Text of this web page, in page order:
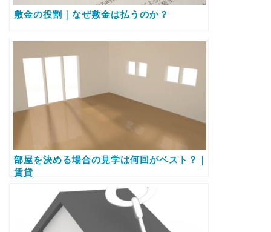
敷金の役割｜なぜ敷金は払うのか？
部屋を決める場合の見学は何回がベスト？｜
賃貸